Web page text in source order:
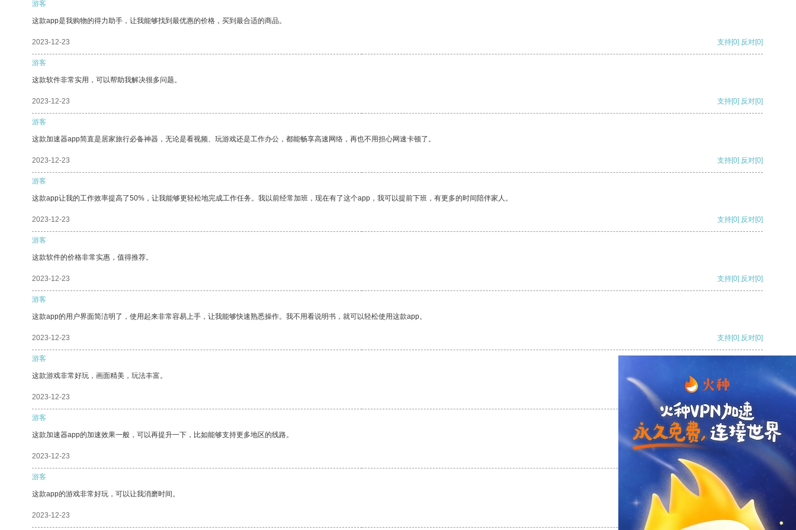
游客
这款app是我购物的得力助手，让我能够找到最优惠的价格，买到最合适的商品。
2023-12-23 支持[0] 反对[0]
游客
这款软件非常实用，可以帮助我解决很多问题。
2023-12-23 支持[0] 反对[0]
游客
这款加速器app简直是居家旅行必备神器，无论是看视频、玩游戏还是工作办公，都能畅享高速网络，再也不用担心网速卡顿了。
2023-12-23 支持[0] 反对[0]
游客
这款app让我的工作效率提高了50%，让我能够更轻松地完成工作任务。我以前经常加班，现在有了这个app，我可以提前下班，有更多的时间陪伴家人。
2023-12-23 支持[0] 反对[0]
游客
这款软件的价格非常实惠，值得推荐。
2023-12-23 支持[0] 反对[0]
游客
这款app的用户界面简洁明了，使用起来非常容易上手，让我能够快速熟悉操作。我不用看说明书，就可以轻松使用这款app。
2023-12-23 支持[0] 反对[0]
游客
这款游戏非常好玩，画面精美，玩法丰富。
2023-12-23
游客
这款加速器app的加速效果一般，可以再提升一下，比如能够支持更多地区的线路。
2023-12-23 反对
游客
这款app的游戏非常好玩，可以让我消磨时间。
2023-12-23 反对[0]